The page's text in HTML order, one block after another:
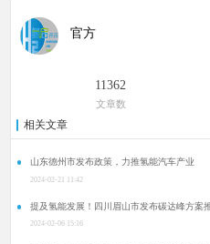
官方
11362
文章数
相关文章
山东德州市发布政策，力推氢能汽车产业
2024-02-21 11:42
提及氢能发展！四川眉山市发布碳达峰方案
2024-02-06 15:16